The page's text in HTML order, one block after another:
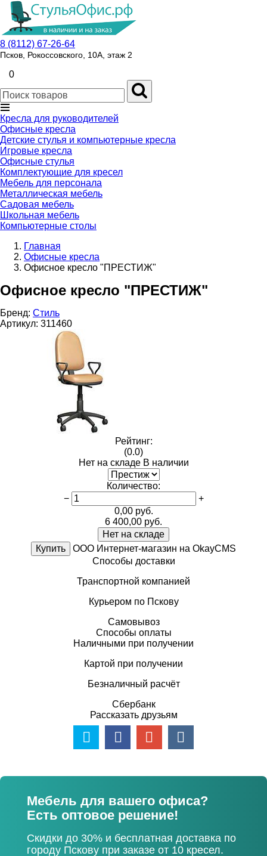
8 (8112) 67-26-64
Псков, Рокоссовского, 10А, этаж 2
0
Кресла для руководителей
Офисные кресла
Детские стулья и компьютерные кресла
Игровые кресла
Офисные стулья
Комплектующие для кресел
Мебель для персонала
Металлическая мебель
Садовая мебель
Школьная мебель
Компьютерные столы
Главная
Офисные кресла
Офисное кресло "ПРЕСТИЖ"
Офисное кресло "ПРЕСТИЖ"
Бренд: Стиль
Артикул: 311460
Рейтинг:
(0.0)
Нет на складе В наличии
Количество:
−
+
0,00руб.
6 400,00 руб.
Нет на складе
Купить
ООО Интернет-магазин на OkayCMS
Способы доставки
Транспортной компанией
Курьером по Пскову
Самовывоз
Способы оплаты
Наличными при получении
Картой при получении
Безналичный расчёт
Сбербанк
Рассказать друзьям
Мебель для вашего офиса?
Есть оптовое решение!
Скидки до 30% и бесплатная доставка по
городу Пскову при заказе от 10 кресел.